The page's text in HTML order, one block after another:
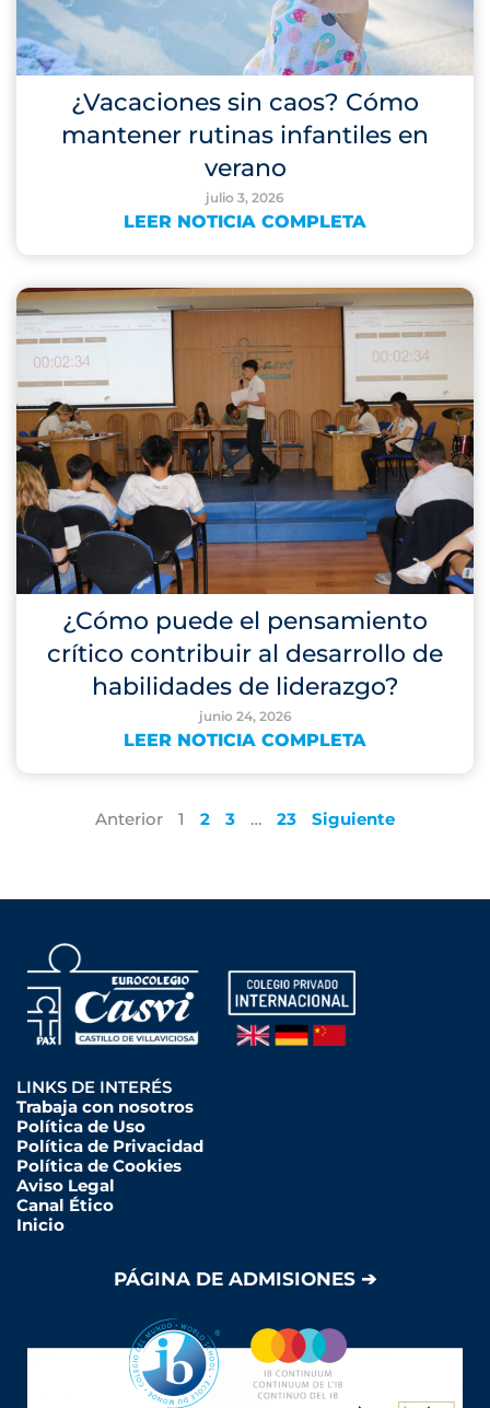
¿Vacaciones sin caos? Cómo
mantener rutinas infantiles en
verano
julio 3, 2026
LEER NOTICIA COMPLETA
¿Cómo puede el pensamiento
crítico contribuir al desarrollo de
habilidades de liderazgo?
junio 24, 2026
LEER NOTICIA COMPLETA
Anterior 1 2 3 … 23 Siguiente
LINKS DE INTERÉS
Trabaja con nosotros
Política de Uso
Política de Privacidad
Política de Cookies
Aviso Legal
Canal Ético
Inicio
PÁGINA DE ADMISIONES ➔